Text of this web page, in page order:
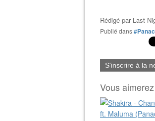
Rédigé par Last
Publié dans
S'inscrire à la
Vous